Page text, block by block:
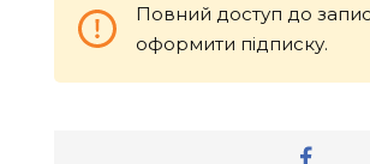
Повний доступ до
оформити підписку.